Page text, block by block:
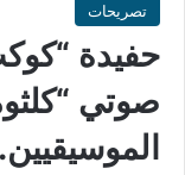
تصريحات
حفيدة
صوتي